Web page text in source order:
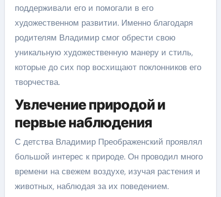
поддерживали его и помогали в его
художественном развитии. Именно благодаря
родителям Владимир смог обрести свою
уникальную художественную манеру и стиль,
которые до сих пор восхищают поклонников его
творчества.
Увлечение природой и
первые наблюдения
С детства Владимир Преображенский проявлял
большой интерес к природе. Он проводил много
времени на свежем воздухе, изучая растения и
животных, наблюдая за их поведением.